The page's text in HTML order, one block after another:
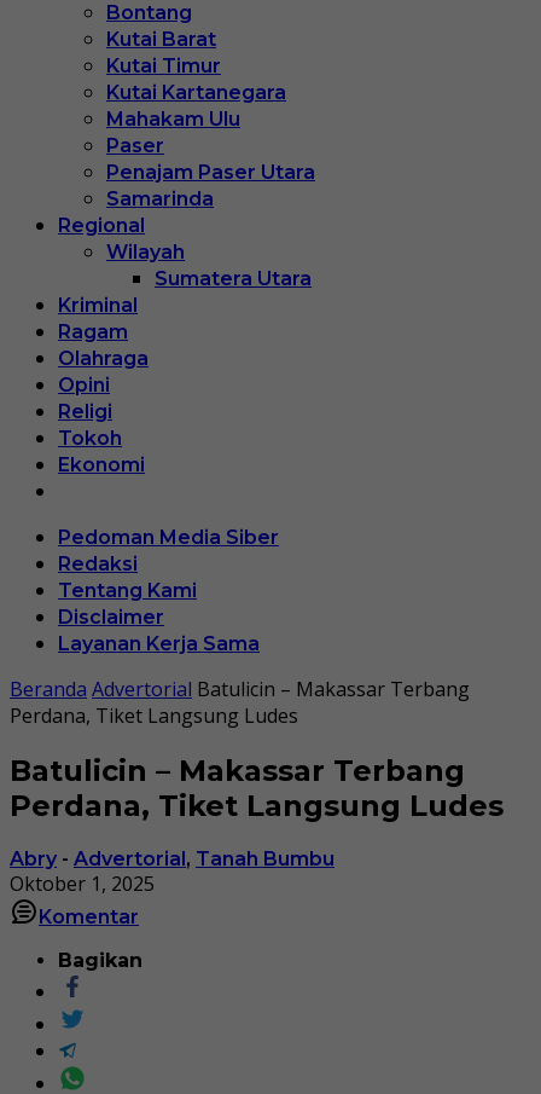
Bontang
Kutai Barat
Kutai Timur
Kutai Kartanegara
Mahakam Ulu
Paser
Penajam Paser Utara
Samarinda
Regional
Wilayah
Sumatera Utara
Kriminal
Ragam
Olahraga
Opini
Religi
Tokoh
Ekonomi
Pedoman Media Siber
Redaksi
Tentang Kami
Disclaimer
Layanan Kerja Sama
Beranda Advertorial Batulicin – Makassar Terbang
Perdana, Tiket Langsung Ludes
Batulicin – Makassar Terbang
Perdana, Tiket Langsung Ludes
Abry - Advertorial, Tanah Bumbu
Oktober 1, 2025
Komentar
Bagikan